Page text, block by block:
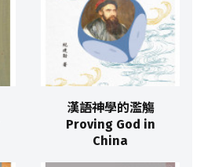
漢語神學的濫觴
Proving God in
China